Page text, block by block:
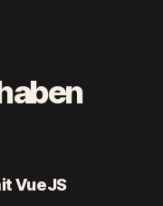
VueJS